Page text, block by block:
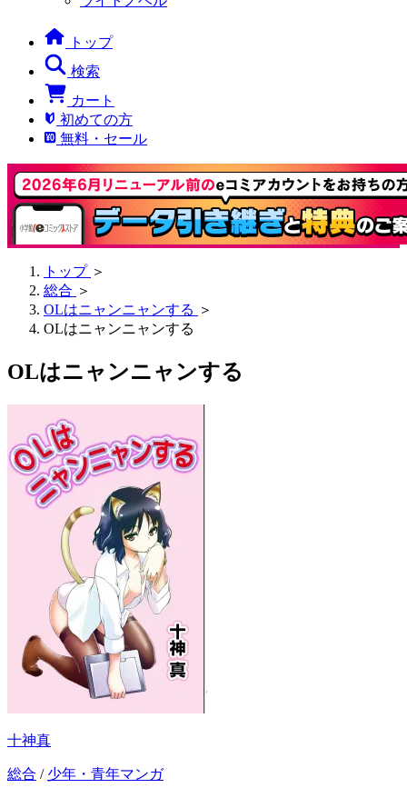
トップ
検索
カート
初めての方
無料・セール
トップ ＞
総合 ＞
OLはニャンニャンする ＞
OLはニャンニャンする
OLはニャンニャンする
十神真
総合 / 少年・青年マンガ